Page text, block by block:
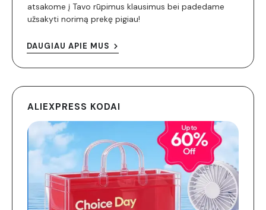
atsakome į Tavo rūpimus klausimus bei padedame
užsakyti norimą prekę pigiau!
DAUGIAU APIE MUS
ALIEXPRESS KODAI